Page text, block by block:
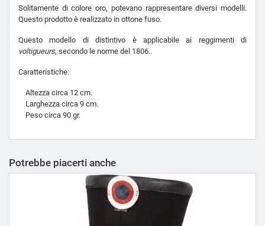
Solitamente di colore oro, potevano rappresentare diversi modelli.
Questo prodotto è realizzato in ottone fuso.
Questo modello di distintivo è applicabile ai reggimenti di
voltigueurs, secondo le norme del 1806..
Caratteristiche:
Altezza circa 12 cm.
Larghezza circa 9 cm.
Peso circa 90 gr.
Potrebbe piacerti anche